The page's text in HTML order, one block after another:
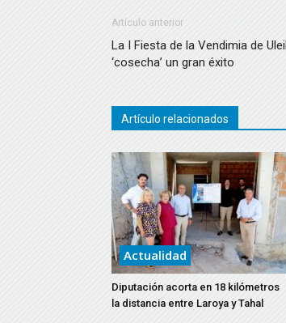
Artículo anterior
La I Fiesta de la Vendimia de
‘cosecha’ un gran éxito
Artículo relacionados
Actualidad
Diputación acorta en 18 kilómetros
la distancia entre Laroya y Tahal